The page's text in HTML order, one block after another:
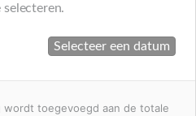
Selecteer een datum
wordt toegevoegd aan de totale